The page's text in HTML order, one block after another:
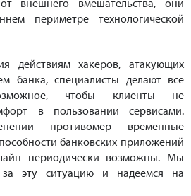
периметре технологической
действиям хакеров, атакующих
банка, специалисты делают все
чтобы клиенты не
в пользовании сервисами.
противомер временные
банковских приложений
периодически возможны. Мы
эту ситуацию и надеемся на